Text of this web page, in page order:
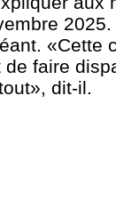
2025.
«Cette
faire
dit-il.